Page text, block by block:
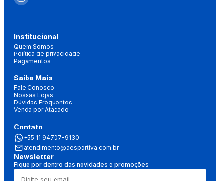
Institucional
Quem Somos
Política de privacidade
Pagamentos
Saiba Mais
Fale Conosco
Nossas Lojas
Dúvidas Frequentes
Venda por Atacado
Contato
+55 11 94707-9130
atendimento@aesportiva.com.br
Newsletter
Fique por dentro das novidades e promoções